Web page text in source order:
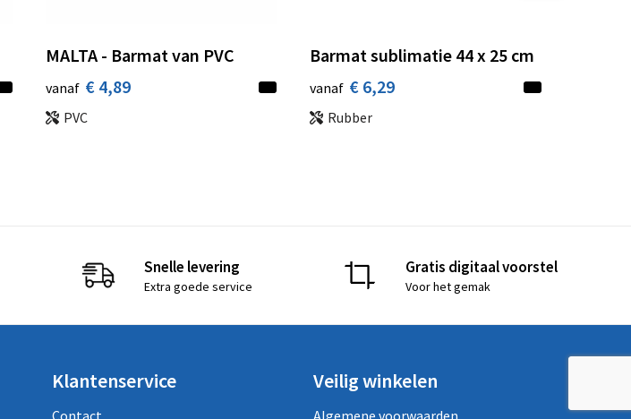
MALTA - Barmat van PVC
vanaf € 4,89
PVC
Barmat sublimatie 44 x 25 cm
vanaf € 6,29
Rubber
Snelle levering
Extra goede service
Gratis digitaal voorstel
Voor het gemak
Klantenservice Veilig winkelen